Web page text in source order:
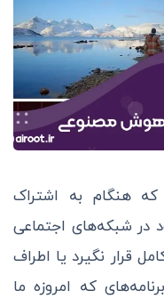
هنگام به اشتراک
در شبکه‌های اجتماعی
قرار نگیرد یا اطراف
که امروزه ما